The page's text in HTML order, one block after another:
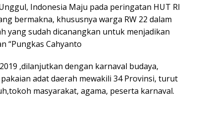
Indonesia Maju pada peringatan HUT RI
bermakna, khususnya warga RW 22 dalam
yang sudah dicanangkan untuk menjadikan
“Pungkas Cahyanto
,dilanjutkan dengan karnaval budaya,
adat daerah mewakili 34 Provinsi, turut
masyarakat, agama, peserta karnaval.